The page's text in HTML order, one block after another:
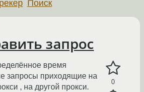
Поиск
запрос
0
время
запросы приходящие на
, на другой прокси.